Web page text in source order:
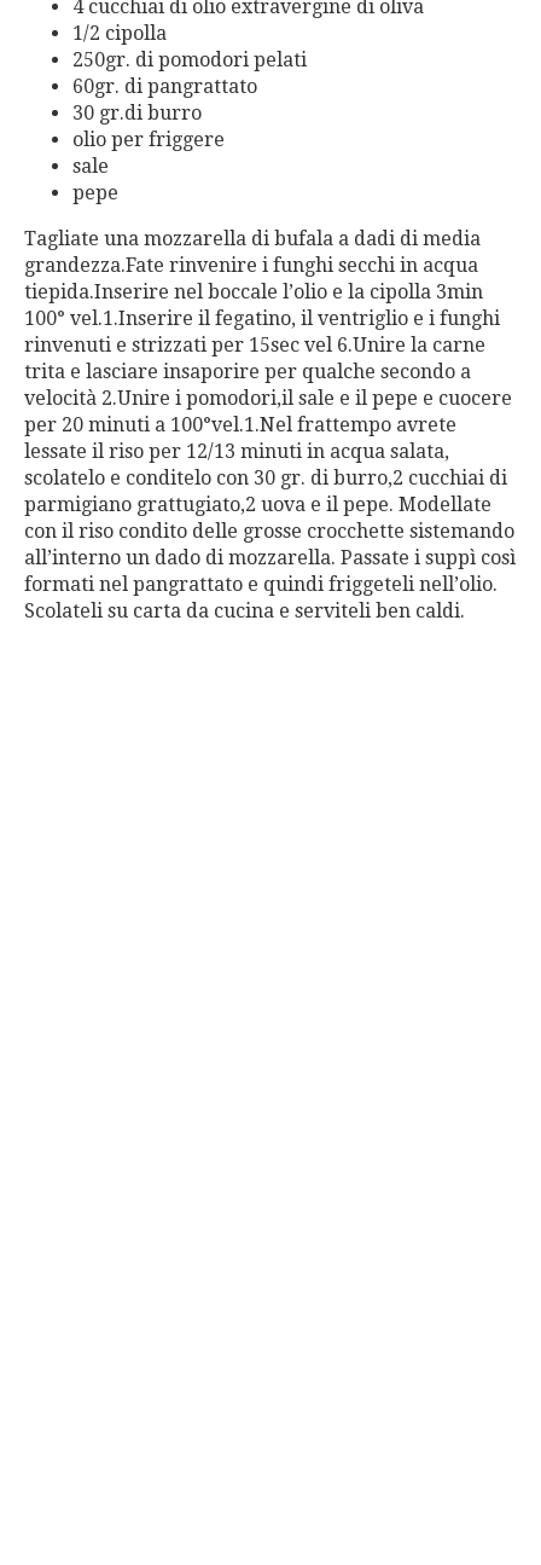
4 cucchiai di olio extravergine di oliva
1/2 cipolla
250gr. di pomodori pelati
60gr. di pangrattato
30 gr.di burro
olio per friggere
sale
pepe
Tagliate una mozzarella di bufala a dadi di media
grandezza.Fate rinvenire i funghi secchi in acqua
tiepida.Inserire nel boccale l’olio e la cipolla 3min
100° vel.1.Inserire il fegatino, il ventriglio e i funghi
rinvenuti e strizzati per 15sec vel 6.Unire la carne
trita e lasciare insaporire per qualche secondo a
velocità 2.Unire i pomodori,il sale e il pepe e cuocere
per 20 minuti a 100°vel.1.Nel frattempo avrete
lessate il riso per 12/13 minuti in acqua salata,
scolatelo e conditelo con 30 gr. di burro,2 cucchiai di
parmigiano grattugiato,2 uova e il pepe. Modellate
con il riso condito delle grosse crocchette sistemando
all’interno un dado di mozzarella. Passate i suppì così
formati nel pangrattato e quindi friggeteli nell’olio.
Scolateli su carta da cucina e serviteli ben caldi.